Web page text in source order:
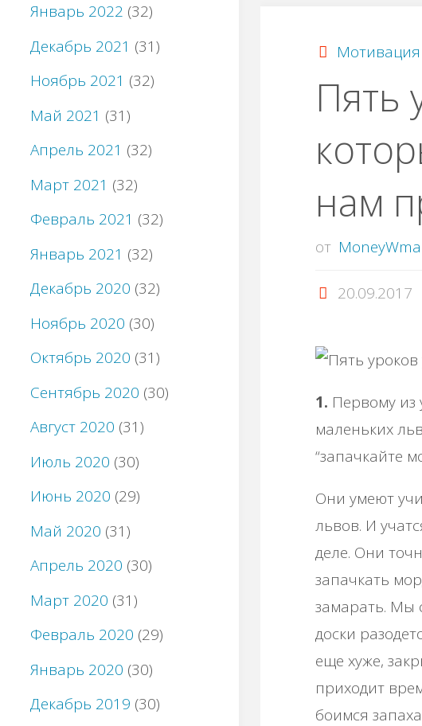
Мотивация
Пять
нам
от
20.09.2017
1. Первому из
маленьких
“запачкайте
Они умеют
львов. И
деле. Они
запачкать
замарать. Мы
доски
еще хуже,
приходит
боимся
Январь 2022 (32)
Декабрь 2021 (31)
Ноябрь 2021 (32)
Май 2021 (31)
Апрель 2021 (32)
Март 2021 (32)
Февраль 2021 (32)
Январь 2021 (32)
Декабрь 2020 (32)
Ноябрь 2020 (30)
Октябрь 2020 (31)
Сентябрь 2020 (30)
Август 2020 (31)
Июль 2020 (30)
Июнь 2020 (29)
Май 2020 (31)
Апрель 2020 (30)
Март 2020 (31)
Февраль 2020 (29)
Январь 2020 (30)
Декабрь 2019 (30)